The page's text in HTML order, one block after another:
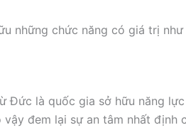
những chức năng có giá trị như
Đức là quốc gia sở hữu năng
đem lại sự an tâm nhất định